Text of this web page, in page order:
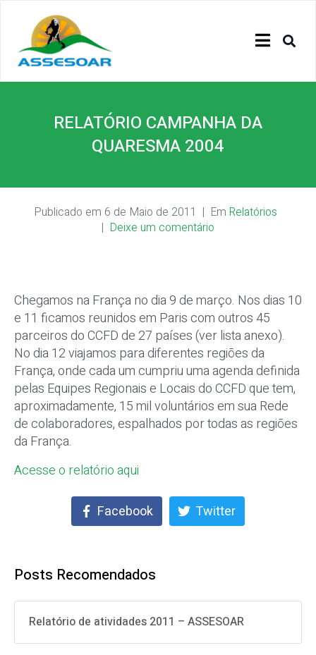
RELATÓRIO CAMPANHA DA
QUARESMA 2004
Publicado em 6 de Maio de 2011 Em Relatórios
Deixe um comentário
Chegamos na França no dia 9 de março. Nos dias 10
e 11 ficamos reunidos em Paris com outros 45
parceiros do CCFD de 27 países (ver lista anexo).
No dia 12 viajamos para diferentes regiões da
França, onde cada um cumpriu uma agenda definida
pelas Equipes Regionais e Locais do CCFD que tem,
aproximadamente, 15 mil voluntários em sua Rede
de colaboradores, espalhados por todas as regiões
da França.
Acesse o relatório aqui
Facebook Twitter
Posts Recomendados
Relatório de atividades 2011 – ASSESOAR